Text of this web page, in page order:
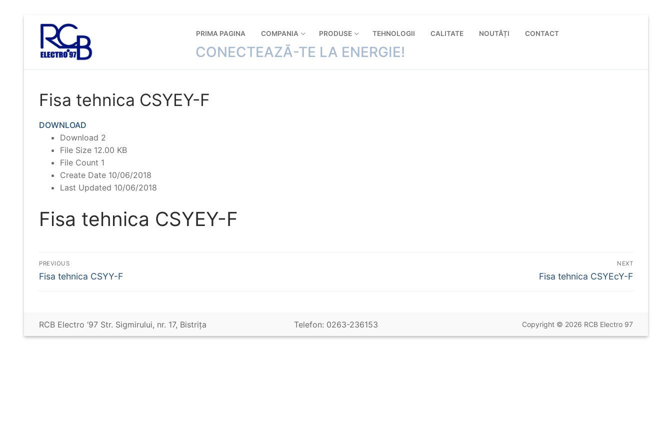
conținut
PRIMA PAGINA COMPANIA PRODUSE TEHNOLOGII CALITATE NOUTĂȚI CONTACT
CONECTEAZĂ-TE LA ENERGIE!
Fisa tehnica CSYEY-F
DOWNLOAD
Download 2
File Size 12.00 KB
File Count 1
Create Date 10/06/2018
Last Updated 10/06/2018
Fisa tehnica CSYEY-F
Navigare
în
PREVIOUS
Previous
Fisa tehnica CSYY-F
NEXT
Next
Fisa tehnica CSYEcY-F
RCB Electro ‘97 Str. Sigmirului, nr. 17, Bistriţa Telefon: 0263-236153 Copyright © 2026 RCB Electro 97